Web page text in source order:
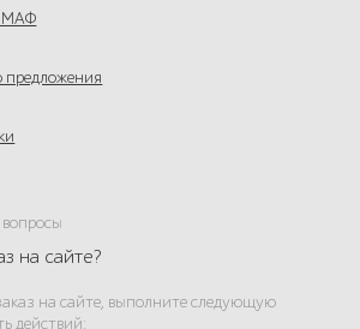
МАФ
предложения
на сайте?
на сайте, выполните следующую
действий: